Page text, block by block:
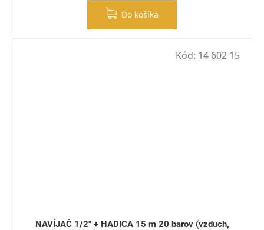
Do košíka
NAVÍJAČ 1/2" + HADICA 15 m 20 barov (vzduch,
Kód: 14 602 15